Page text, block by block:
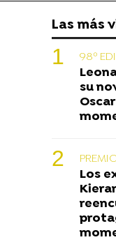
Las más
98º
su
Los